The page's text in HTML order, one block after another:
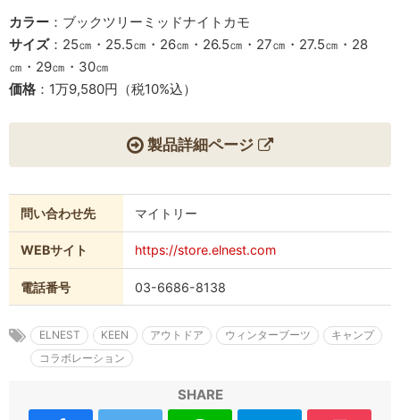
カラー ：ブックツリーミッドナイトカモ
サイズ：25㎝・25.5㎝・26㎝・26.5㎝・27㎝・27.5㎝・28
㎝・29㎝・30㎝
価格 ：1万9,580円（税10%込）
製品詳細ページ
問い合わせ先 マイトリー
WEBサイト https://store.elnest.com
電話番号 03-6686-8138
ELNEST KEEN アウトドア ウィンターブーツ
キャンプ
コラボレーション
SHARE